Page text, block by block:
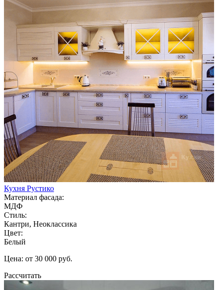
Кухня Рустико
Материал фасада:
МДФ
Стиль:
Кантри, Неоклассика
Цвет:
Белый
Цена: от 30 000 руб.
Рассчитать